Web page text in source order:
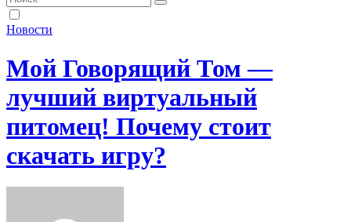
Новости
Мой Говорящий Том —
лучший виртуальный
питомец! Почему стоит
скачать игру?